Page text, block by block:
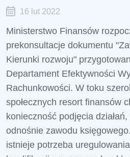
16 lut 2022
Ministerstwo Finansów
prekonsultacje dokumentu
Kierunki rozwoju"
Departament Efektywności
Rachunkowości. W toku
społecznych resort finansów
konieczność podjęcia
odnośnie zawodu
istnieje potrzeba